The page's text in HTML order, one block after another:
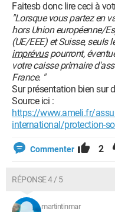
Faitesb donc lire ceci à
"Lorsque vous partez en
hors Union européenne/
(UE/EEE) et Suisse, seuls
imprévuspourront,
votre caisse primaire
France. "
Sur présentation bien sur
Source ici :
https://www.ameli.fr/
international/protection-
Commenter 2
RÉPONSE 4 / 5
martintinmar